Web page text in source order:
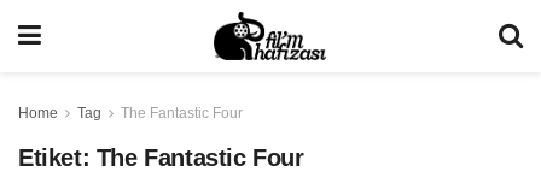
Home Tag The Fantastic Four
Etiket: The Fantastic Four